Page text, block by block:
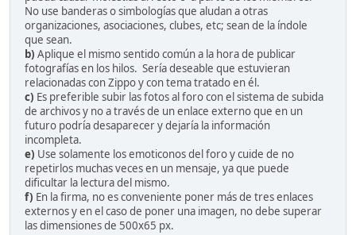
No use banderas o simbologías que aludan a otras
organizaciones, asociaciones, clubes, etc; sean de la índole
que sean.
b) Aplique el mismo sentido común a la hora de publicar
fotografías en los hilos. Sería deseable que estuvieran
relacionadas con Zippo y con tema tratado en él.
c) Es preferible subir las fotos al foro con el sistema de subida
de archivos y no a través de un enlace externo que en un
futuro podría desaparecer y dejaría la información
incompleta.
e) Use solamente los emoticonos del foro y cuide de no
repetirlos muchas veces en un mensaje, ya que puede
dificultar la lectura del mismo.
f) En la firma, no es conveniente poner más de tres enlaces
externos y en el caso de poner una imagen, no debe superar
las dimensiones de 500x65 px.